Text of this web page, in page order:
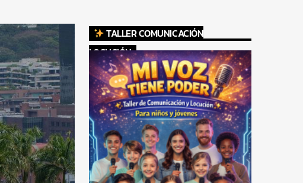
TALLER COMUNICACIÓN
LOCUCIÓN